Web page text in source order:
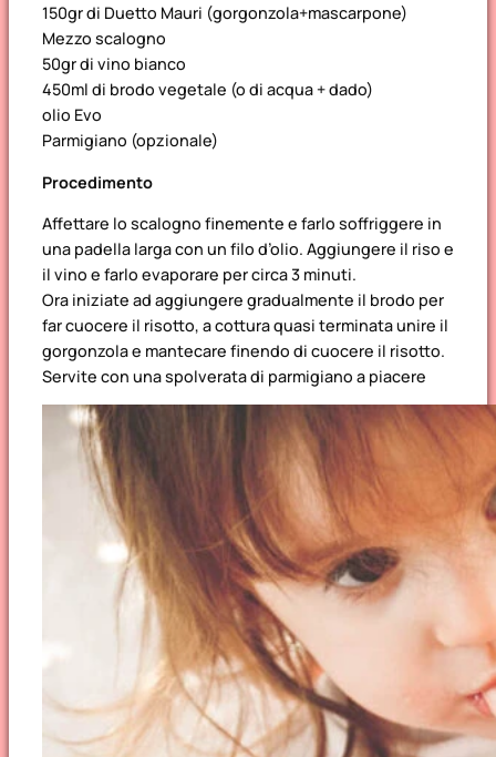
150gr di Duetto Mauri (gorgonzola+mascarpone)
Mezzo scalogno
50gr di vino bianco
450ml di brodo vegetale (o di acqua + dado)
olio Evo
Parmigiano (opzionale)
Procedimento
Affettare lo scalogno finemente e farlo soffriggere in
una padella larga con un filo d’olio. Aggiungere il riso e
il vino e farlo evaporare per circa 3 minuti.
Ora iniziate ad aggiungere gradualmente il brodo per
far cuocere il risotto, a cottura quasi terminata unire il
gorgonzola e mantecare finendo di cuocere il risotto.
Servite con una spolverata di parmigiano a piacere